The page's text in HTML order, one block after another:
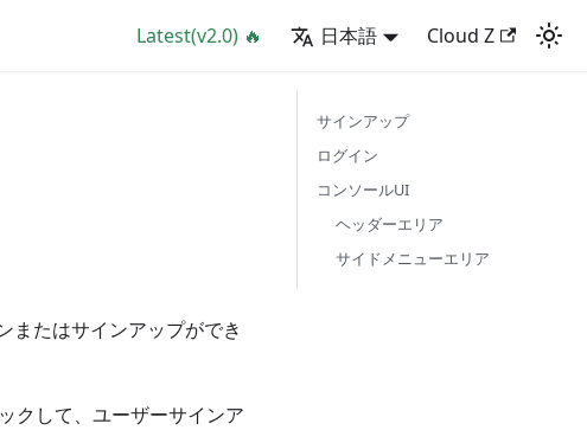
Latest(v2.0) 🔥 日本語 Cloud Z
またはサインアップができ
クして、ユーザーサインア
サインアップ
ログイン
コンソールUI
ヘッダーエリア
サイドメニューエリア